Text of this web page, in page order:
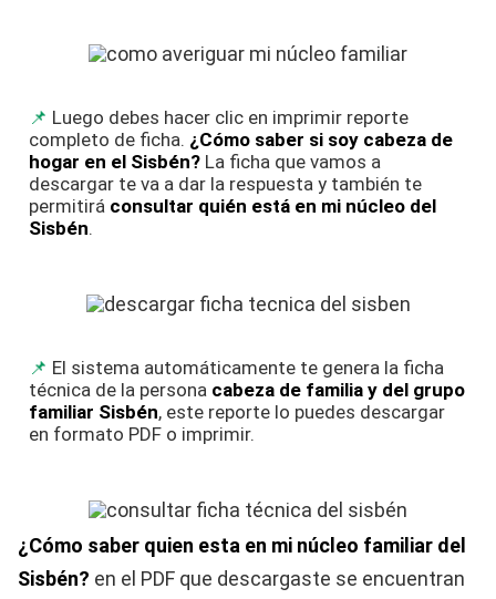
Luego debes hacer clic en imprimir reporte
completo de ficha. ¿Cómo saber si soy cabeza de
hogar en el Sisbén? La ficha que vamos a
descargar te va a dar la respuesta y también te
permitirá consultar quién está en mi núcleo del
Sisbén.
El sistema automáticamente te genera la ficha
técnica de la persona cabeza de familia y del grupo
familiar Sisbén, este reporte lo puedes descargar
en formato PDF o imprimir.
¿Cómo saber quien esta en mi núcleo familiar del
Sisbén? en el PDF que descargaste se encuentran